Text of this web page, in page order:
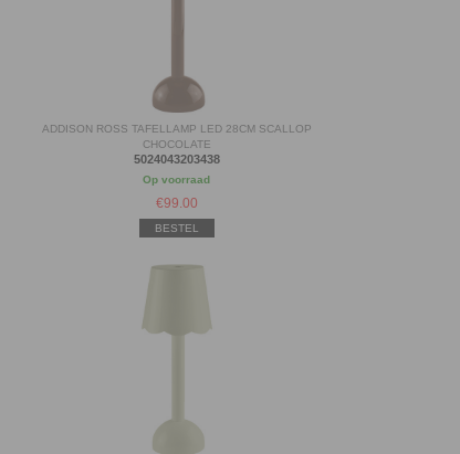
ADDISON ROSS TAFELLAMP LED 28CM SCALLOP
CHOCOLATE
5024043203438
Op voorraad
€99.00
BESTEL